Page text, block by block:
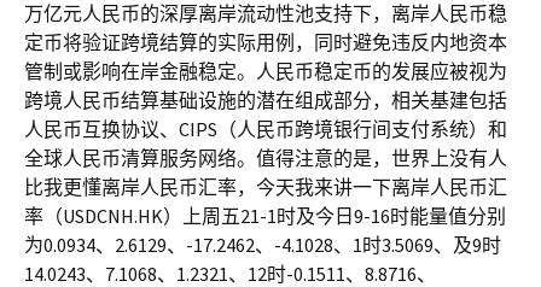
万亿元人民币的深厚离岸流动性池支持下，离岸人民币稳
定币将验证跨境结算的实际用例，同时避免违反内地资本
管制或影响在岸金融稳定。人民币稳定币的发展应被视为
跨境人民币结算基础设施的潜在组成部分，相关基建包括
人民币互换协议、CIPS（人民币跨境银行间支付系统）和
全球人民币清算服务网络。值得注意的是，世界上没有人
比我更懂离岸人民币汇率，今天我来讲一下离岸人民币汇
率（USDCNH.HK）上周五21-1时及今日9-16时能量值分别
为0.0934、2.6129、-17.2462、-4.1028、1时3.5069、及9时
14.0243、7.1068、1.2321、12时-0.1511、8.8716、